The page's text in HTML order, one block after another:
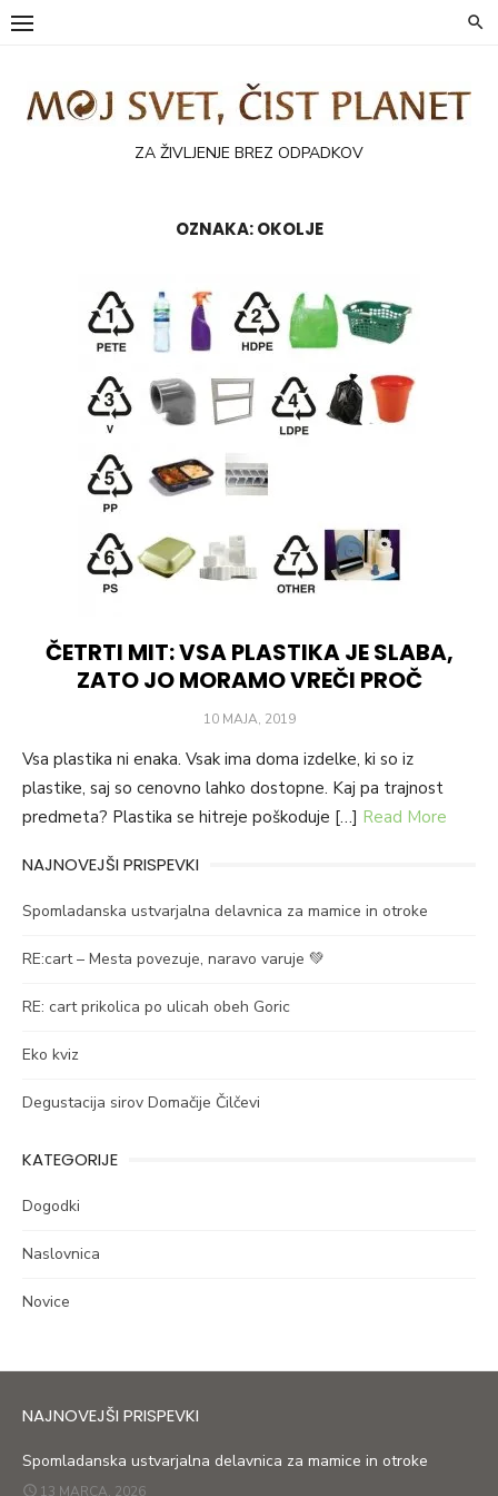
Skip
ZA ŽIVLJENJE BREZ ODPADKOV
OZNAKA:OKOLJE
ČETRTI MIT: VSA PLASTIKA JE SLABA,
ZATO JO MORAMO VREČI PROČ
POSTED
10 MAJA, 2019
Vsa plastika ni enaka. Vsak ima doma izdelke, ki so iz
plastike, saj so cenovno lahko dostopne. Kaj pa trajnost
predmeta? Plastika se hitreje poškoduje […] Read More
NAJNOVEJŠI PRISPEVKI
Spomladanska ustvarjalna delavnica za mamice in otroke
RE:cart – Mesta povezuje, naravo varuje 💚
RE: cart prikolica po ulicah obeh Goric
Eko kviz
Degustacija sirov Domačije Čilčevi
KATEGORIJE
Dogodki
Naslovnica
Novice
NAJNOVEJŠI PRISPEVKI
Spomladanska ustvarjalna delavnica za mamice in otroke
13 MARCA, 2026